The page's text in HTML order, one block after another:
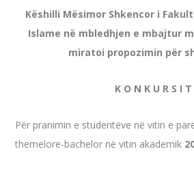
Këshilli Mësimor Shkencor i
Islame në mbledhjen e mbajtur
miratoi propozimin për
K O N K U R S I T
Për pranimin e studentëve në vitin e
themelore-bachelor në vitin akademik